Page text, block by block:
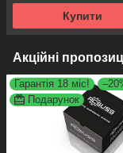
Купити
Акційні
Гарантія 18 міс!
Подарунок